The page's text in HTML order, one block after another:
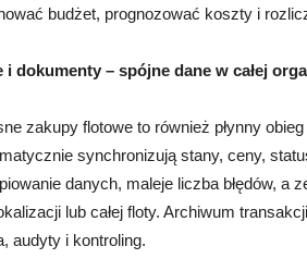
budżet, prognozować koszty i
i dokumenty – spójne dane w całej
zakupy flotowe to również płynny
synchronizują stany, ceny,
danych, maleje liczba błędów,
lub całej floty. Archiwum
audyty i kontroling.